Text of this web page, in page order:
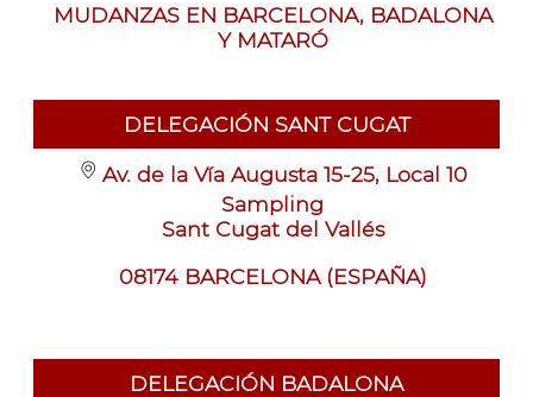
MUDANZAS EN BARCELONA, BADALONA
Y MATARÓ
DELEGACIÓN SANT CUGAT
Av. de la Vía Augusta 15-25, Local 10
Sampling
Sant Cugat del Vallés
08174 BARCELONA (ESPAÑA)
DELEGACIÓN BADALONA